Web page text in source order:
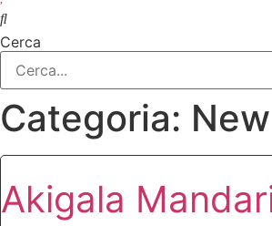
Cerca
Categoria:
Akigala